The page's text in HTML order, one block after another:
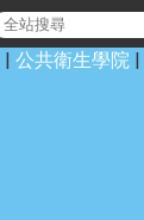
| 公共衛生學院 |